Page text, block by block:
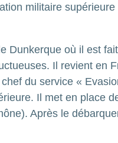
militaire supérieure
Dunkerque où il est
Il revient en
du service «
Il met en place
Après le